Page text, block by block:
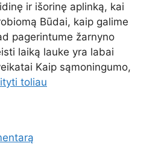
ir išorinę aplinką, kai
Būdai, kaip galime
pagerintume žarnyno
laiką lauke yra labai
Kaip sąmoningumo,
toliau